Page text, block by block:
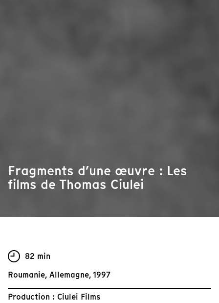
Fragments d’une œuvre : Les
films de Thomas Ciulei
82 min
Roumanie, Allemagne, 1997
Production : Ciulei Films